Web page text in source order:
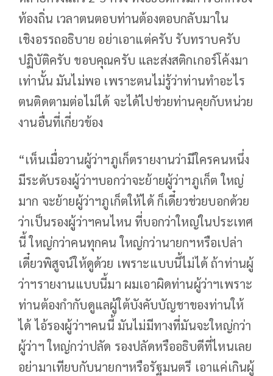
ท้องถิ่น เวลาตนตอบท่านต้องตอบกลับมาใน
เชิงอรรถอธิบาย อย่าเอาแต่ครับ รับทราบครับ
ปฏิบัติครับ ขอบคุณครับ และส่งสติกเกอร์โค้งมา
เท่านั้น มันไม่พอ เพราะตนไม่รู้ว่าท่านทำอะไร
ตนติดตามต่อไม่ได้ จะได้ไปช่วยท่านคุยกับหน่วย
งานอื่นที่เกี่ยวข้อง
“เห็นเมื่อวานผู้ว่าฯภูเก็ตรายงานว่ามีใครคนหนึ่ง
มีระดับรองผู้ว่าฯบอกว่าจะย้ายผู้ว่าฯภูเก็ต ใหญ่
มาก จะย้ายผู้ว่าฯภูเก็ตให้ได้ ก็เดี๋ยวช่วยบอกด้วย
ว่าเป็นรองผู้ว่าฯคนไหน ที่บอกว่าใหญ่ในประเทศ
นี้ ใหญ่กว่าคนทุกคน ใหญ่กว่านายกฯหรือเปล่า
เดี๋ยวพิสูจน์ให้ดูด้วย เพราะแบบนี้ไม่ได้ ถ้าท่านผู้
ว่าฯรายงานแบบนี้มา ผมเอาผิดท่านผู้ว่าฯเพราะ
ท่านต้องกำกับดูแลผู้ใต้บังคับบัญชาของท่านให้
ได้ ไอ้รองผู้ว่าฯคนนี้ มันไม่มีทางที่มันจะใหญ่กว่า
ผู้ว่าฯ ใหญ่กว่าปลัด รองปลัดหรืออธิบดีที่ไหนเลย
อย่ามาเทียบกับนายกฯหรือรัฐมนตรี เอาแค่เกินผู้